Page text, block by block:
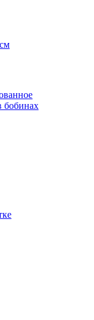
бобинах